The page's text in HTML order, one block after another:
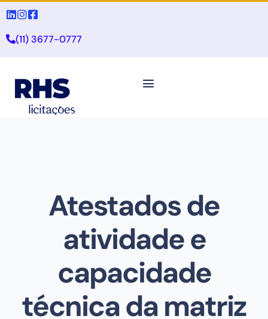
(11) 3677-0777
Atestados de
atividade e
capacidade
técnica da matriz